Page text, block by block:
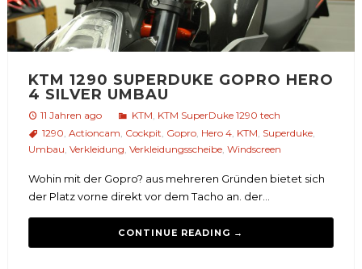
KTM 1290 SUPERDUKE GOPRO HERO
4 SILVER UMBAU
11 Jahren ago KTM, KTM SuperDuke 1290 tech
1290, Actioncam, Cockpit, Gopro, Hero 4, KTM, Superduke,
Umbau, Verkleidung, Verkleidungsscheibe, Windscreen
Wohin mit der Gopro? aus mehreren Gründen bietet sich
der Platz vorne direkt vor dem Tacho an. der...
CONTINUE READING →